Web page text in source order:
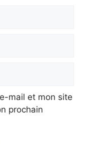
mail et mon site
prochain